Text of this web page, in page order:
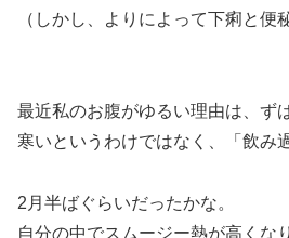
（しかし、よりによって下痢と便
最近私のお腹がゆるい理由は、ず
寒いというわけではなく、「飲み
2月半ばぐらいだったかな。
自分の中でスムージー熱が高くな